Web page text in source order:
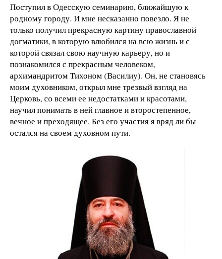
Поступил в Одесскую семинарию, ближайшую к
родному городу. И мне несказанно повезло. Я не
только получил прекрасную картину православной
догматики, в которую влюбился на всю жизнь и с
которой связал свою научную карьеру, но и
познакомился с прекрасным человеком,
архимандритом Тихоном (Василиу). Он, не становясь
моим духовником, открыл мне трезвый взгляд на
Церковь, со всеми ее недостатками и красотами,
научил понимать в ней главное и второстепенное,
вечное и преходящее. Без его участия я вряд ли бы
остался на своем духовном пути.